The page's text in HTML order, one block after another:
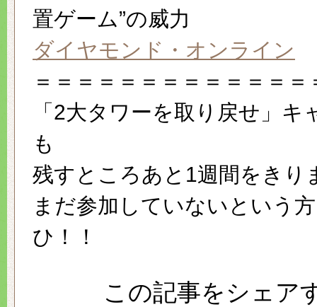
置ゲーム”の威力
ダイヤモンド・オンライン
＝＝＝＝＝＝＝＝＝＝＝＝＝
「2大タワーを取り戻せ」キ
も
残すところあと1週間をきり
まだ参加していないという
ひ！！
この記事をシェア